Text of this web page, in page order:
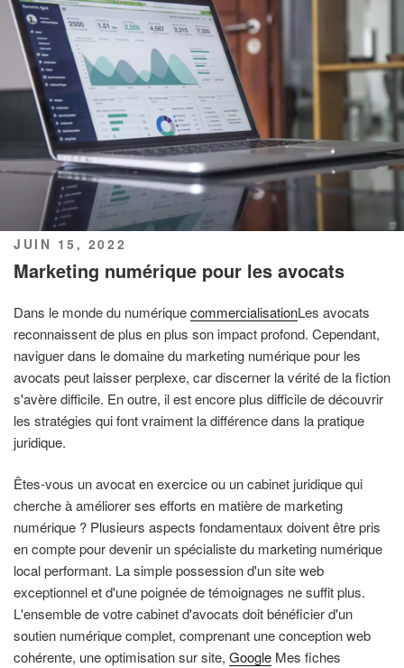
PUBLIÉ
LE
JUIN 15, 2022
Marketing numérique pour les avocats
Dans le monde du numériquecommercialisationLes avocats
reconnaissent de plus en plus son impact profond. Cependant,
naviguer dans le domaine du marketing numérique pour les
avocats peut laisser perplexe, car discerner la vérité de la fiction
s'avère difficile. En outre, il est encore plus difficile de découvrir
les stratégies qui font vraiment la différence dans la pratique
juridique.
Êtes-vous un avocat en exercice ou un cabinet juridique qui
cherche à améliorer ses efforts en matière de marketing
numérique ? Plusieurs aspects fondamentaux doivent être pris
en compte pour devenir un spécialiste du marketing numérique
local performant. La simple possession d'un site web
exceptionnel et d'une poignée de témoignages ne suffit plus.
L'ensemble de votre cabinet d'avocats doit bénéficier d'un
soutien numérique complet, comprenant une conception web
cohérente, une optimisation sur site, Google Mes fiches